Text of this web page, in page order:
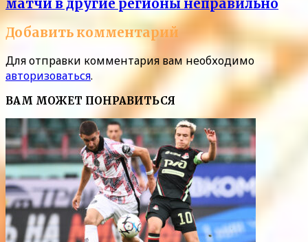
матчи в другие регионы неправильно
Добавить комментарий
Для отправки комментария вам необходимо
авторизоваться.
ВАМ МОЖЕТ ПОНРАВИТЬСЯ